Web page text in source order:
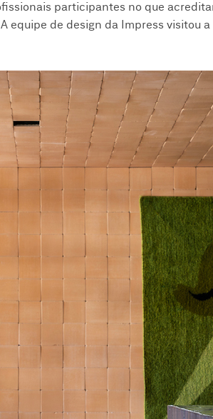
participantes no que
equipe de design da Impress visitou